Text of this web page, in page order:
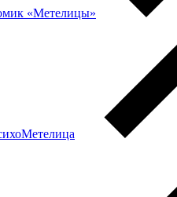
«Метелицы»